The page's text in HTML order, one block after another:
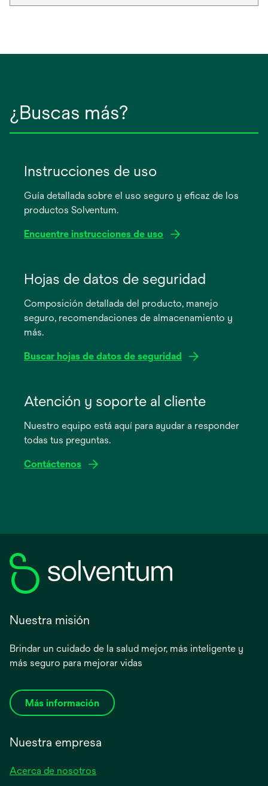
¿Buscas más?
Instrucciones de uso
Guía detallada sobre el uso seguro y eficaz de los
productos Solventum.
Encuentre instrucciones de uso
abre
pestaña
nueva
Hojas de datos de seguridad
Composición detallada del producto, manejo
seguro, recomendaciones de almacenamiento y
más.
Buscar hojas de datos de seguridad
abre
pestaña
Atención y soporte al cliente
Nuestro equipo está aquí para ayudar a responder
todas tus preguntas.
Contáctenos
Nuestra misión
Brindar un cuidado de la salud mejor, más inteligente y
más seguro para mejorar vidas
Más información
Nuestra empresa
Acerca de nosotros